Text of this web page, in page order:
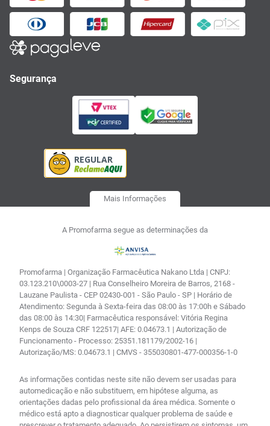
Segurança
Mais Informações
A Promofarma segue as determinações da
Promofarma | Organização Farmacêutica Nakano Ltda | CNPJ:
03.123.210\0003-27 | Rua Conselheiro Moreira de Barros, 2168 -
Lauzane Paulista - CEP 02430-001 - São Paulo - SP | Horário de
Atendimento: Segunda à Sexta-feira das 08:00 às 17:00h e Sábado
das 08:00 às 14:30| Farmacêutica responsável: Vitória Regina
Kenps de Souza CRF 122517| AFE: 0.04673.1 | Autorização de
Funcionamento - Processo: 25351.181179/2002-16 |
Autorização/MS: 0.04673.1 | CMVS - 355030801-477-000356-1-0
As informações contidas neste site não devem ser usadas para
automedicação e não substituem, em hipótese alguma, as
orientações dadas pelo profissional da área médica. Somente o
médico está apto a diagnosticar qualquer problema de saúde e